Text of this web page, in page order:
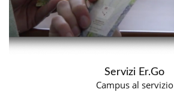
Servizi Er.Go
Campus al servizio